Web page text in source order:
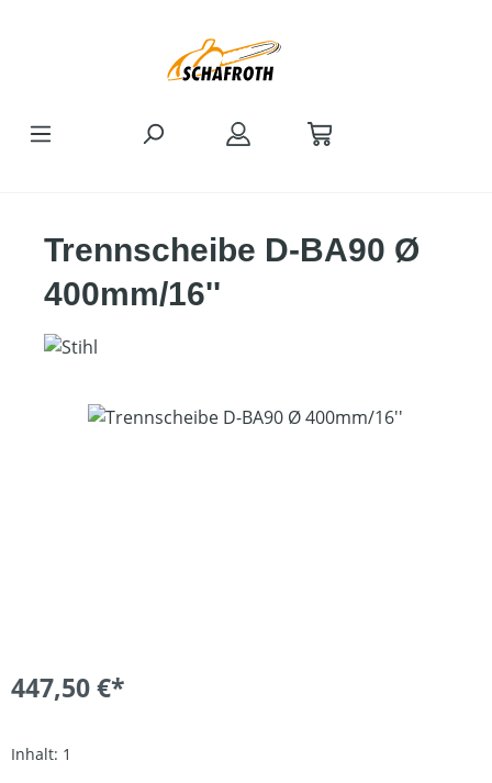
Trennscheibe D-BA90 Ø
400mm/16''
Bildergalerie überspringen
447,50 €*
Inhalt: 1